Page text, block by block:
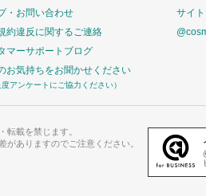
・お問い合わせ
約違反に関するご連絡
マーサポートブログ
お気持ちをお聞かせください
度アンケートにご協力ください）
サイ
転載を禁じます。
がありますのでご注意ください。